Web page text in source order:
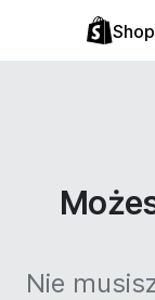
Nie